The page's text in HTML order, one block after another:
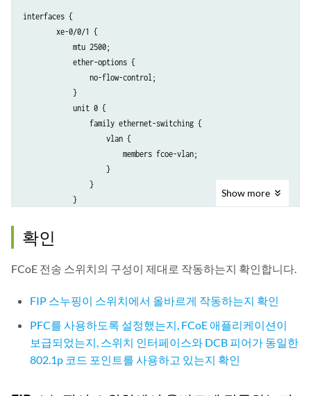
interfaces {
        xe-0/0/1 {
            mtu 2500;
            ether-options {
                no-flow-control;
            }
            unit 0 {
                family ethernet-switching {
                    vlan {
                        members fcoe-vlan;
                    }
                }
            }
        xe-0/0/2 {
            mtu 2500;
                no-flow-control;
            unit 0 {
                family ethernet-switching {
                    vlan {
                    }
Show more
확인
FCoE 전송 스위치의 구성이 제대로 작동하는지 확인합니다.
FIP 스누핑이 스위치에서 올바르게 작동하는지 확인
PFC를 사용하도록 설정했는지, FCoE 애플리케이션이
보급되었는지, 스위치 인터페이스와 DCB 피어가 동일한
802.1p 코드 포인트를 사용하고 있는지 확인